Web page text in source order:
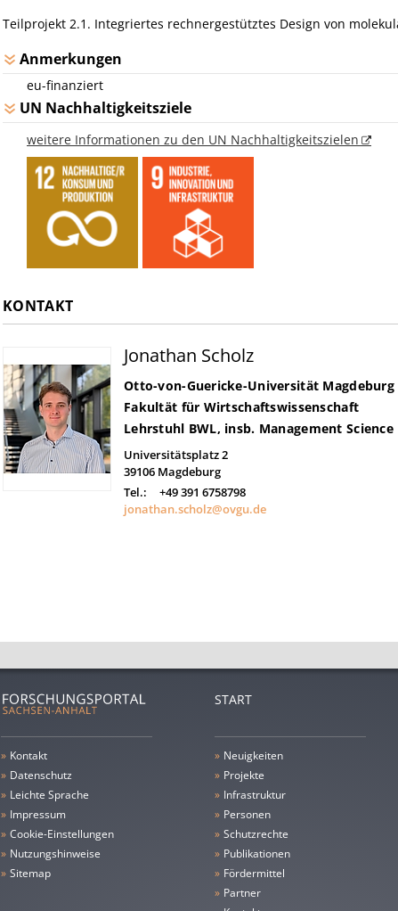
Teilprojekt 2.1. Integriertes rechnergestütztes Design von
Anmerkungen
eu-finanziert
UN Nachhaltigkeitsziele
weitere Informationen zu den UN Nachhaltigkeitszielen
KONTAKT
Jonathan Scholz
Otto-von-Guericke-Universität Magdeburg
Fakultät für Wirtschaftswissenschaft
Lehrstuhl BWL, insb. Management Science
Universitätsplatz 2
39106 Magdeburg
Tel.:
+49 391 6758798
jonathan.scholz@ovgu.de
»
Kontakt
»
Datenschutz
» leichte Sprache
» Impressum
»
Cookie-Einstellungen
»
Nutzungshinweise
»
Sitemap
START
» Neuigkeiten
» Projekte
» Infrastruktur
» Personen
» Schutzrechte
» Publikationen
» Fördermittel
» Partner